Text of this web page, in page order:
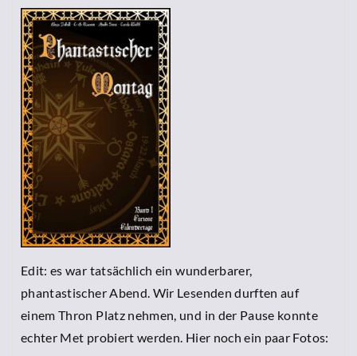
Edit: es war tatsächlich ein wunderbarer,
phantastischer Abend. Wir Lesenden durften auf
einem Thron Platz nehmen, und in der Pause konnte
echter Met probiert werden. Hier noch ein paar Fotos: